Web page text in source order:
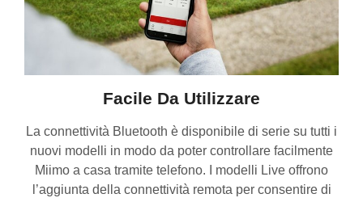
Facile Da Utilizzare
La connettività Bluetooth è disponibile di serie su tutti i
nuovi modelli in modo da poter controllare facilmente
Miimo a casa tramite telefono. I modelli Live offrono
l’aggiunta della connettività remota per consentire di